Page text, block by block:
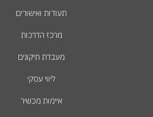
תעודות ואישורים
מרכז הדרכות
מעבדת תיקונים
ליווי עסקי
איימות מכשיר